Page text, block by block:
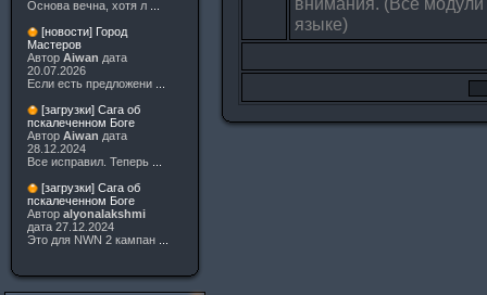
Основа вечна, хотя л
[новости] Город
Мастеров
Автор Aiwan дата
20.07.2026
Если есть предложени
[загрузки] Сага об
пскалеченном Боге
Автор Aiwan дата
28.12.2024
Все исправил. Теперь
[загрузки] Сага об
пскалеченном Боге
Автор alyonalakshmi
дата 27.12.2024
Это для NWN 2 кампан ...
языке)